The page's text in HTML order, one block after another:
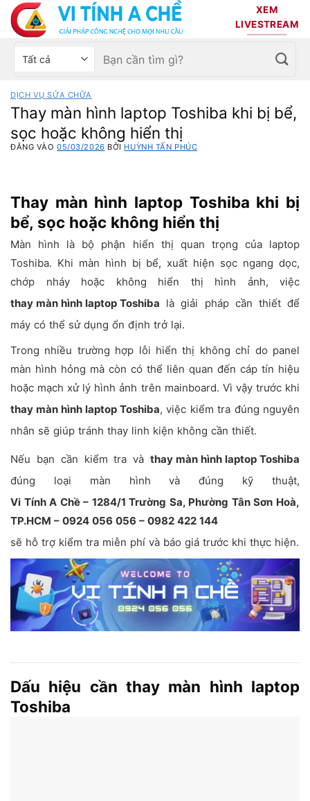
Bỏ
qua
nội
dung
XEM
LIVESTREAM
Chọn
sản
phẩm
Tìm
kiếm:
DỊCH VỤ SỬA CHỮA
Thay màn hình laptop Toshiba khi bị bể,
sọc hoặc không hiển thị
ĐĂNG VÀO05/03/2026 BỞI HUỲNH TẤN PHÚC
Thay màn hình laptop Toshiba khi bị
bể, sọc hoặc không hiển thị
Màn hình là bộ phận hiển thị quan trọng của laptop
Toshiba. Khi màn hình bị bể, xuất hiện sọc ngang dọc,
chớp nháy hoặc không hiển thị hình ảnh, việc
thay màn hình laptop Toshiba là giải pháp cần thiết để
máy có thể sử dụng ổn định trở lại.
Trong nhiều trường hợp lỗi hiển thị không chỉ do panel
màn hình hỏng mà còn có thể liên quan đến cáp tín hiệu
hoặc mạch xử lý hình ảnh trên mainboard. Vì vậy trước khi
thay màn hình laptop Toshiba, việc kiểm tra đúng nguyên
nhân sẽ giúp tránh thay linh kiện không cần thiết.
Nếu bạn cần kiểm tra và thay màn hình laptop Toshiba
đúng loại màn hình và đúng kỹ thuật,
Vi Tính A Chề – 1284/1 Trường Sa, Phường Tân Sơn Hoà,
TP.HCM – 0924 056 056 – 0982 422 144
sẽ hỗ trợ kiểm tra miễn phí và báo giá trước khi thực hiện.
Dấu hiệu cần thay màn hình laptop
Toshiba